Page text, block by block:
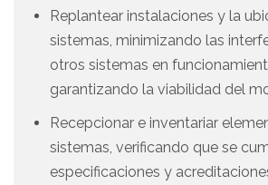
Replantear instalaciones y la
sistemas, minimizando las
otros sistemas en
garantizando la viabilidad del
Recepcionar e inventariar
sistemas, verificando que se
especificaciones y